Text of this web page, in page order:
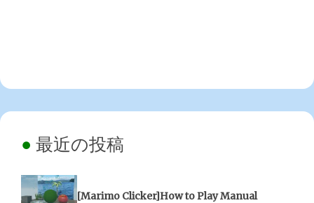
最近の投稿
[Marimo Clicker]How to Play Manual